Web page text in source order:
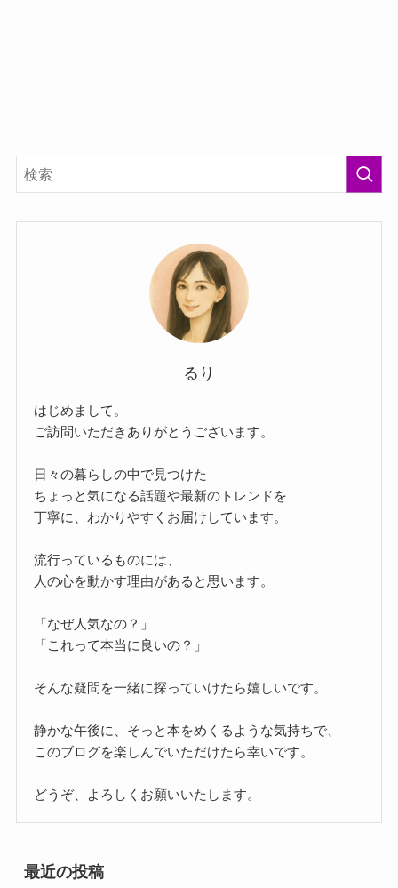
るり
はじめまして。
ご訪問いただきありがとうございます。
日々の暮らしの中で見つけた
ちょっと気になる話題や最新のトレンドを
丁寧に、わかりやすくお届けしています。
流行っているものには、
人の心を動かす理由があると思います。
「なぜ人気なの？」
「これって本当に良いの？」
そんな疑問を一緒に探っていけたら嬉しいです。
静かな午後に、そっと本をめくるような気持ちで、
このブログを楽しんでいただけたら幸いです。
どうぞ、よろしくお願いいたします。
最近の投稿